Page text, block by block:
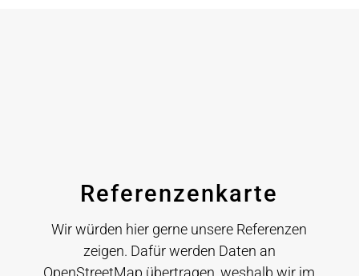
Referenzenkarte
Wir würden hier gerne unsere Referenzen
zeigen. Dafür werden Daten an
OpenStreetMap übertragen, weshalb wir im